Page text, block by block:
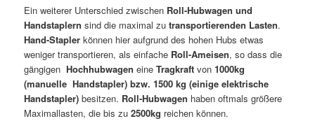
Ein weiterer Unterschied zwischen Roll-Hubwagen und
Handstaplern sind die maximal zutransportierenden Lasten.
Hand-Stapler können hier aufgrund des hohen Hubs etwas
weniger transportieren, als einfache Roll-Ameisen, so dass die
gängigenHochhubwagen eineTragkraft von1000kg
(manuelle Handstapler) bzw. 1500 kg (einige elektrische
Handstapler) besitzen. Roll-Hubwagen haben oftmals größere
Maximallasten, die bis zu2500kg reichen können.